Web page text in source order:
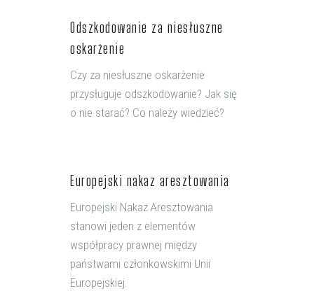
Odszkodowanie za niesłuszne
oskarżenie
Czy za niesłuszne oskarżenie
przysługuje odszkodowanie? Jak się
o nie starać? Co należy wiedzieć?
Europejski nakaz aresztowania
Europejski Nakaz Aresztowania
stanowi jeden z elementów
współpracy prawnej między
państwami członkowskimi Unii
Europejskiej.